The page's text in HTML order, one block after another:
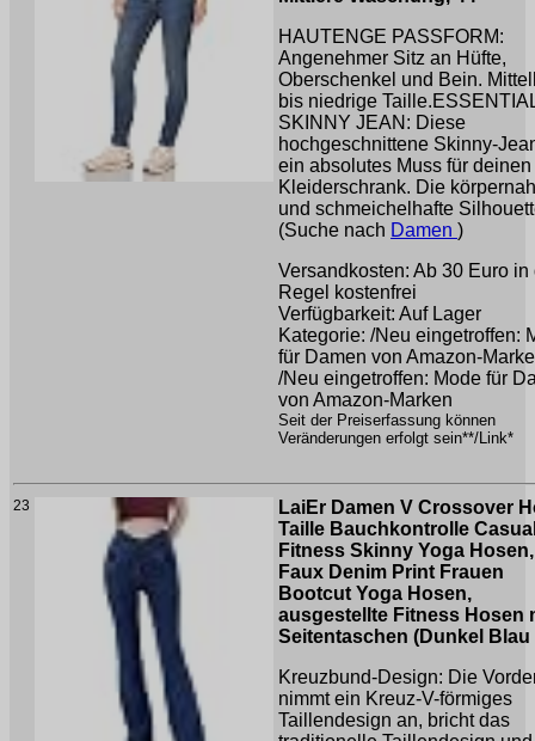
HAUTENGE PASSFORM:
Angenehmer Sitz an Hüfte,
Oberschenkel und Bein.
bis niedrige
SKINNY JEAN: Diese
hochgeschnittene Skinny-
ein absolutes Muss für deinen
Kleiderschrank. Die
und schmeichelhafte
(Suche nach Damen )
Versandkosten: Ab 30 Euro in
Regel kostenfrei
Verfügbarkeit: Auf Lager
Kategorie: /Neu eingetroffen:
für Damen von Amazon-
/Neu eingetroffen: Mode für
von Amazon-Marken
Seit der Preiserfassung können
Veränderungen erfolgt sein**/Link*
23
LaiEr Damen V Crossover
Taille Bauchkontrolle
Fitness Skinny Yoga Hosen,
Faux Denim Print Frauen
Bootcut Yoga Hosen,
ausgestellte Fitness Hosen
Seitentaschen (Dunkel Blau
Kreuzbund-Design: Die
nimmt ein Kreuz-V-förmiges
Taillendesign an, bricht das